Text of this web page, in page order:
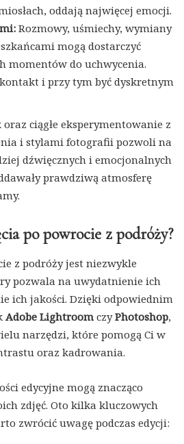
oddają najwięcej emocji.
Rozmowy, uśmiechy, wymiany
mogą dostarczyć
momentów do uchwycenia.
i przy tym być dyskretnym
ciągłe eksperymentowanie z
i stylami fotografii pozwoli na
dźwięcznych i emocjonalnych
prawdziwą atmosferę
po powrocie z podróży?
z podróży jest niezwykle
pozwala na uwydatnienie ich
ich jakości. Dzięki odpowiednim
Adobe Lightroom czyPhotoshop,
narzędzi, które pomogą Ci w
oraz kadrowania.
edycyjne mogą znacząco
zdjęć. Oto kilka kluczowych
zwrócić uwagę podczas edycji: